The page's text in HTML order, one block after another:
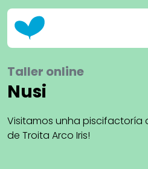
Ir o contido principal
Taller online
Nusi
Visitamos unha
de Troita Arco Iris!